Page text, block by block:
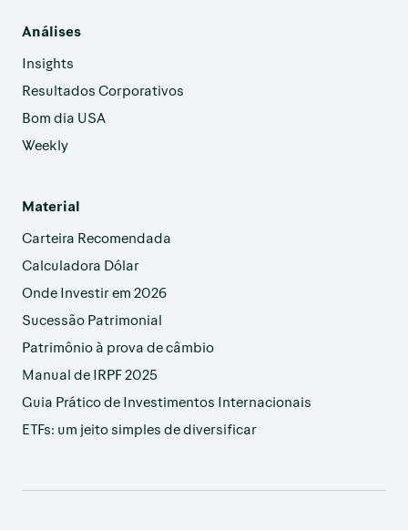
Análises
Insights
Resultados Corporativos
Bom dia USA
Weekly
Material
Carteira Recomendada
Calculadora Dólar
Onde Investir em 2026
Sucessão Patrimonial
Patrimônio à prova de câmbio
Manual de IRPF 2025
Guia Prático de Investimentos Internacionais
ETFs: um jeito simples de diversificar